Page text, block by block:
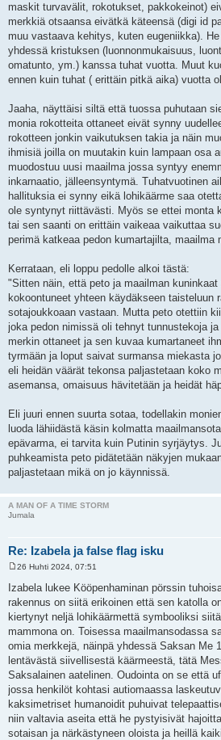
maskit turvavälit, rokotukset, pakkokeinot)
merkkiä otsaansa eivätkä käteensä (digi id
muu vastaava kehitys, kuten eugeniikka).
yhdessä kristuksen (luonnonmukaisuus,
omatunto, ym.) kanssa tuhat vuotta. Muut
ennen kuin tuhat ( erittäin pitkä aika) vuotta
Jaaha, näyttäisi siltä että tuossa puhutaan
monia rokotteita ottaneet eivät synny
rokotteen jonkin vaikutuksen takia ja näin
ihmisiä joilla on muutakin kuin lampaan osa
muodostuu uusi maailma jossa syntyy
inkarnaatio, jälleensyntymä. Tuhatvuotinen
hallituksia ei synny eikä lohikäärme saa
ole syntynyt riittävästi. Myös se ettei monta
tai sen saanti on erittäin vaikeaa vaikuttaa
perimä katkeaa pedon kumartajilta, maailma
Kerrataan, eli loppu pedolle alkoi tästä:
"Sitten näin, että peto ja maailman
kokoontuneet yhteen käydäkseen taisteluun
sotajoukkoaan vastaan. Mutta peto otettiin
joka pedon nimissä oli tehnyt tunnustekoja
merkin ottaneet ja sen kuvaa kumartaneet
tyrmään ja loput saivat surmansa miekasta
eli heidän väärät tekonsa paljastetaan koko
asemansa, omaisuus hävitetään ja heidät
Eli juuri ennen suurta sotaa, todellakin
luoda lähiidästä käsin kolmatta
epävarma, ei tarvita kuin Putinin syrjäytys.
puhkeamista peto pidätetään näkyjen
paljastetaan mikä on jo käynnissä.
A MAN OF A TIME STORM
Jumala
Re: Izabela ja false flag isku
e
s
i
26 Huhti 2024, 07:51
Izabela lukee Kööpenhaminan pörssin
rakennus on siitä erikoinen että sen katolla
kiertynyt neljä lohikäärmettä symbooliksi
mammona on. Toisessa maailmansodassa
omia merkkejä, näinpä yhdessä Saksan Me
lentävästä siivellisestä käärmeestä, tätä
Saksalainen aatelinen. Oudointa on se että
jossa henkilöt kohtasi autiomaassa
kaksimetriset humanoidit puhuivat
niin valtavia aseita että he pystyisivät
sotaisan ja närkästyneen oloista ja heillä